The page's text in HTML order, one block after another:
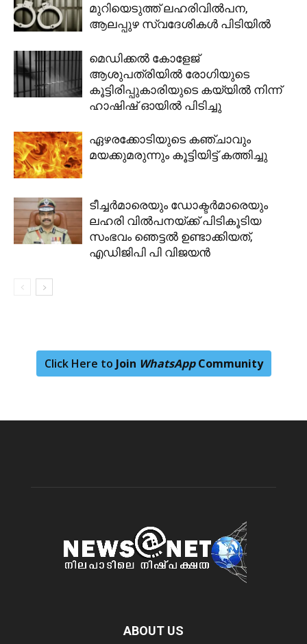
മുറിയെടുത്ത് ലഹരിവില്‍പന,
ആലപ്പുഴ സ്വദേശികള്‍ പിടിയില്‍
മെഡിക്കൽ കോളേജ്
ആശുപത്രിയിൽ രോഗിയുടെ
കൂട്ടിരിപ്പുകാരിയുടെ കയ്യിൽ നിന്ന്
ഹാഷിഷ് ഓയിൽ പിടിച്ചു
ഏഴരക്കോടിയുടെ കഞ്ചാവും
മയക്കുമരുന്നും കൂട്ടിയിട്ട് കത്തിച്ചു
ടീച്ചർമാരെയും ഡോക്ടർമാരെയും
ലഹരി വില്‍പനയ്ക്ക് പിടികൂടിയ
സംഭവം ഞെട്ടൽ ഉണ്ടാക്കിയത്,
എഡിജിപി പി വിജയൻ
Click Here to Join WhatsAppCommunity
ABOUT US